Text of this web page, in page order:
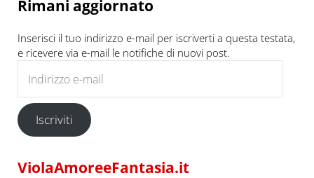
Rimani aggiornato
Inserisci il tuo indirizzo e-mail per iscriverti a questa testata,
e ricevere via e-mail le notifiche di nuovi post.
Iscriviti
ViolaAmoreeFantasia.it